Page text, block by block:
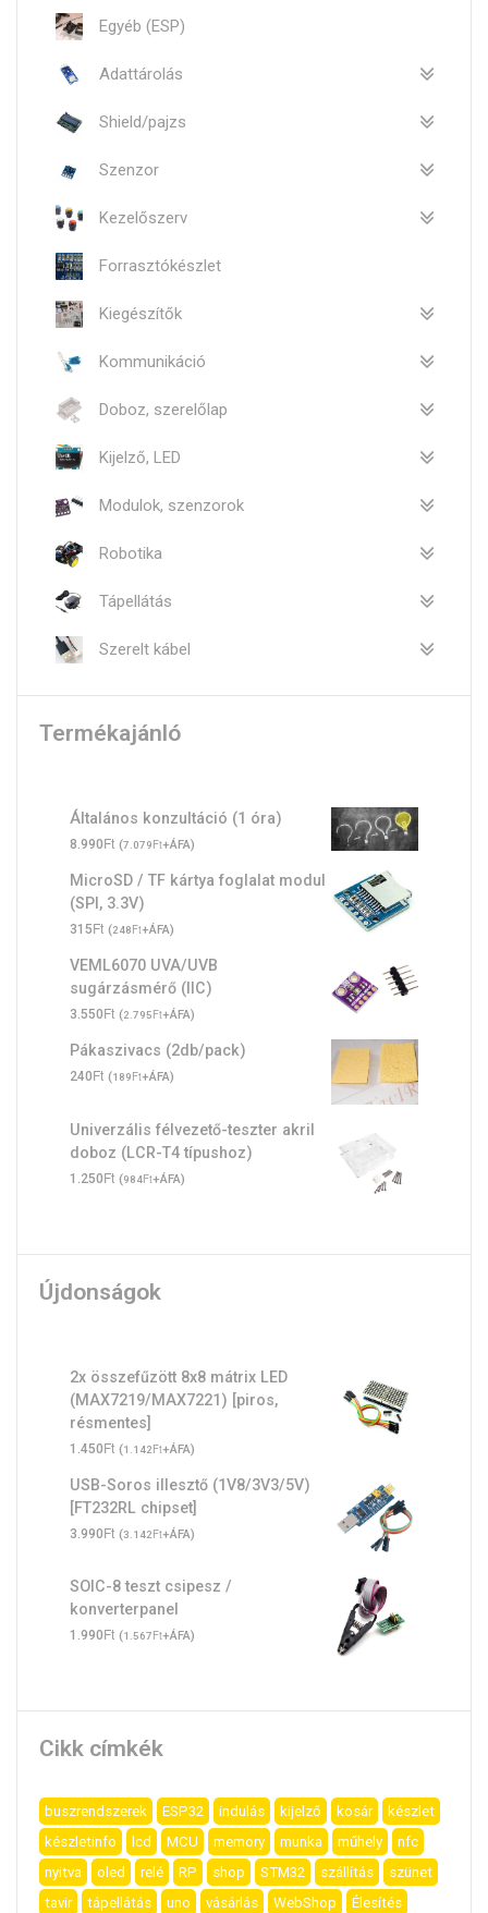
Egyéb (ESP)
Adattárolás
Shield/pajzs
Szenzor
Kezelőszerv
Forrasztókészlet
Kiegészítők
Kommunikáció
Doboz, szerelőlap
Kijelző, LED
Modulok, szenzorok
Robotika
Tápellátás
Szerelt kábel
Termékajánló
Általános konzultáció (1 óra)
8.990Ft (7.079Ft+ÁFA)
MicroSD / TF kártya foglalat modul
(SPI, 3.3V)
315Ft (248Ft+ÁFA)
VEML6070 UVA/UVB
sugárzásmérő (IIC)
3.550Ft (2.795Ft+ÁFA)
Pákaszivacs (2db/pack)
240Ft (189Ft+ÁFA)
Univerzális félvezető-teszter akril
doboz (LCR-T4 típushoz)
1.250Ft (984Ft+ÁFA)
Újdonságok
2x összefűzött 8x8 mátrix LED
(MAX7219/MAX7221) [piros,
résmentes]
1.450Ft (1.142Ft+ÁFA)
USB-Soros illesztő (1V8/3V3/5V)
[FT232RL chipset]
3.990Ft (3.142Ft+ÁFA)
SOIC-8 teszt csipesz /
konverterpanel
1.990Ft (1.567Ft+ÁFA)
Cikk címkék
buszrendszerek ESP32 indulás kijelző kosár
készlet
készletinfo
lcd MCU memory munka műhely
nfc
nyitva
oled relé RP shop STM32 szállítás
szünet
tavir
tápellátás uno vásárlás WebShop Élesítés